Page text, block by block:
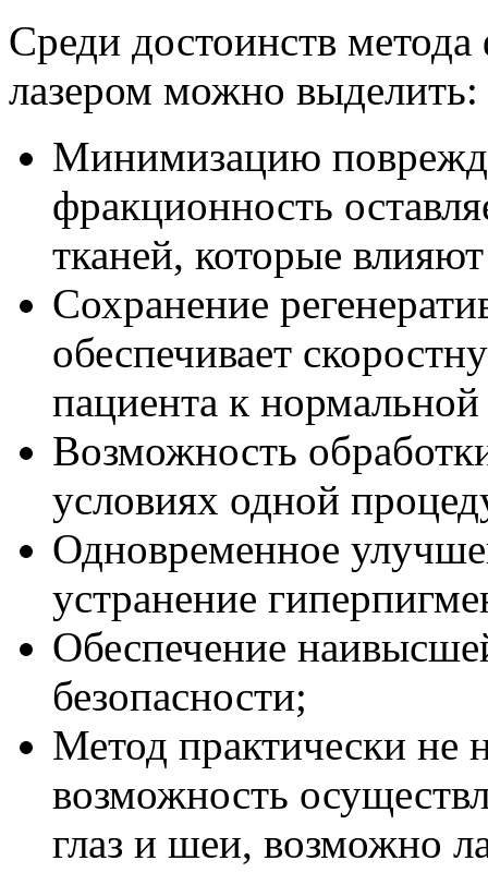
Среди достоинств
лазером можно выделить:
Минимизацию
фракционность
тканей, которые
Сохранение
обеспечивает
пациента к
Возможность
условиях одной
Одновременное
устранение
Обеспечение
безопасности;
Метод практически не
возможность
глаз и шеи, возможно